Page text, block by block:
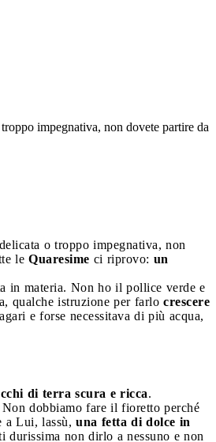
impegnativa, non dovete partire da
o troppo impegnativa, non
le Quaresime ci riprovo: un
in materia. Non ho il pollice verde e
qualche istruzione per farlo crescere
e forse necessitava di più acqua,
di terra scura e ricca.
dobbiamo fare il fioretto perché
a Lui, lassù, una fetta di dolce in
durissima non dirlo a nessuno e non